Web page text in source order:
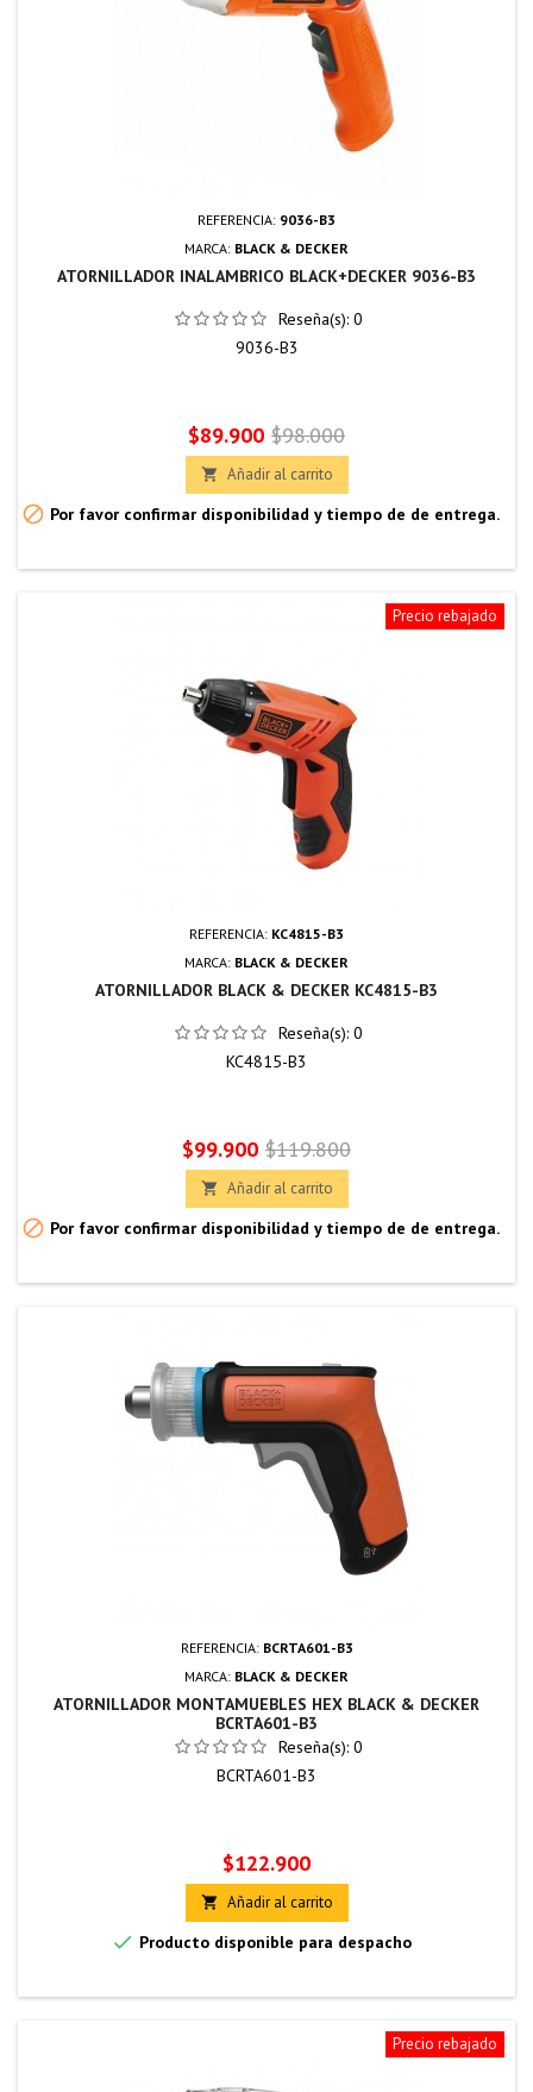
REFERENCIA: 9036-B3
MARCA: BLACK & DECKER
ATORNILLADOR INALAMBRICO BLACK+DECKER 9036-B3
Reseña(s): 0
9036-B3
Precio
$89.900 Precio
base
$98.000
 Añadir al carrito
 Por favor confirmar disponibilidad y tiempo de de entrega.
Precio rebajado
REFERENCIA: KC4815-B3
MARCA: BLACK & DECKER
ATORNILLADOR BLACK & DECKER KC4815-B3
Reseña(s): 0
KC4815-B3
Precio
$99.900 Precio
base
$119.800
 Añadir al carrito
 Por favor confirmar disponibilidad y tiempo de de entrega.
REFERENCIA: BCRTA601-B3
MARCA: BLACK & DECKER
ATORNILLADOR MONTAMUEBLES HEX BLACK & DECKER
BCRTA601-B3
Reseña(s): 0
BCRTA601-B3
Precio
$122.900
 Añadir al carrito
 Producto disponible para despacho
Precio rebajado